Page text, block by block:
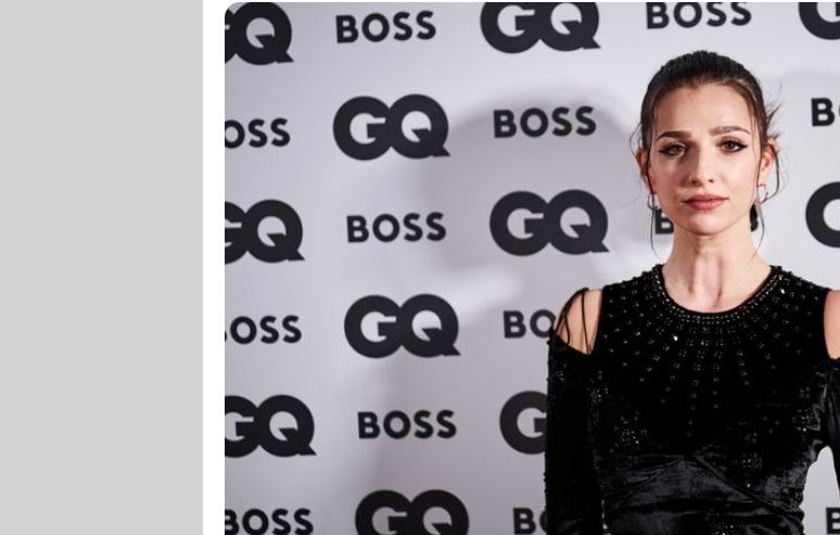
Stars
Filme & Serien
Lifestyle
Familie & Liebe
Promiflash Exklusiv
Alle Themen auf
Jobs
App runterladen
Team
Redaktionelle Richtlinien
Impressum